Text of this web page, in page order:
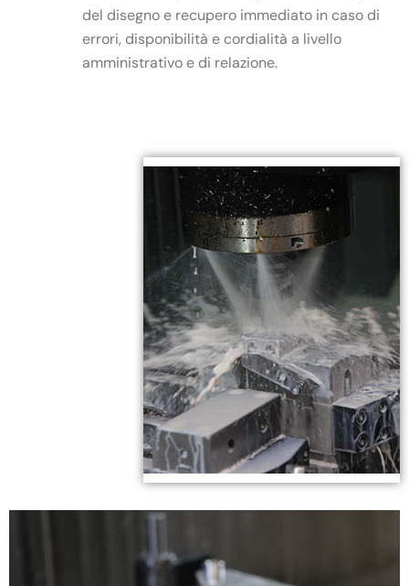
del disegno e recupero immediato in caso di
errori, disponibilità e cordialità a livello
amministrativo e di relazione.